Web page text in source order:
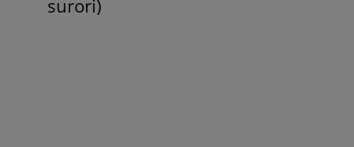
surori)